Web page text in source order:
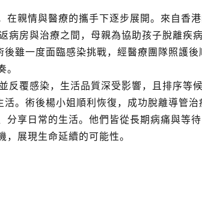
親情與醫療的攜手下逐步展開。來自香
病房與治療之間，母親為協助孩子脫離疾
雖一度面臨感染挑戰，經醫療團隊照護後
反覆感染，生活品質深受影響，且排序等
。術後楊小姐順利恢復，成功脫離導管治
享日常的生活。他們皆從長期病痛與等
展現生命延續的可能性。